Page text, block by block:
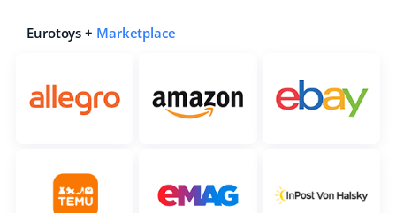
Eurotoys + Marketplace